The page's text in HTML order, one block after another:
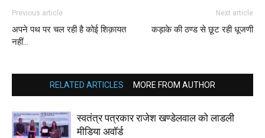
Previous article
अपने पथ पर चल रही है कोई शिक़ायत
नहीं…
Next article
कड़ाके की ठण्ड से छूट रही धूजणी
RELATED ARTICLES MORE FROM AUTHOR
स्वतंत्र पत्रकार राजेश खण्डेलवाल को लाडली
मीडिया अवॉर्ड